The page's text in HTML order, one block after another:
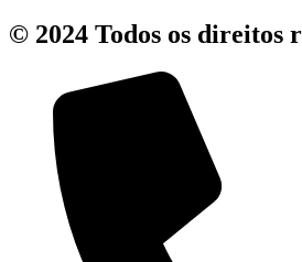
© 2024 Todos os direitos